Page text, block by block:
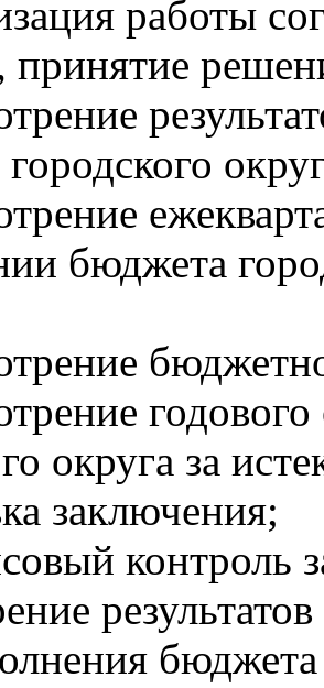
работы
принятие
бюджета
округа за
заключения;
контроль